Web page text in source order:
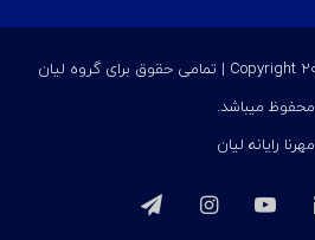
© Copyright 2025, All Rights Reserved | تمامی حقوق برای گروه لیان
محفوظ میباشد.
مهرنا رایانه لیان